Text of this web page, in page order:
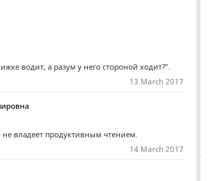
водит, а разум у него стороной ходит?".
13 March 2017
владеет продуктивным чтением.
14 March 2017